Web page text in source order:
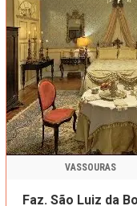
VASSOURAS
Faz. São Luiz da